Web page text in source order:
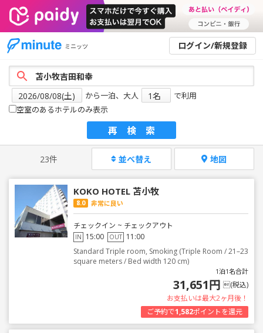
ミニッツ ログイン/新規登録
から一泊、大人
で利用
空室のあるホテルのみ表示
再検索
23件 並べ替え 地図
KOKO HOTEL 苫小牧
8.0 非常に良い
チェックイン ~ チェックアウト
IN 15:00 OUT 11:00
Standard Triple room, Smoking (Triple Room / 21–23
square meters / Bed width 120 cm)
1泊1名合計
31,651円 (税込)
お支払いは最大2ヶ月後！
ご予約で1,582ポイントを還元